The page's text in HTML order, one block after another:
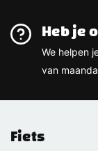
Heb je
We helpen
van
Fiets